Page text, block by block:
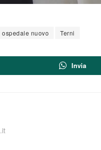
ospedale nuovo Terni
Invia